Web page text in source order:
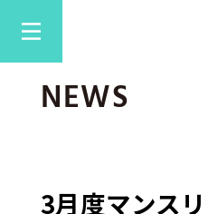
NEWS
3月度マンス